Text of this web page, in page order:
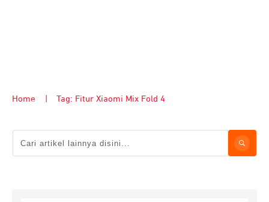
Home Tag: Fitur Xiaomi Mix Fold 4